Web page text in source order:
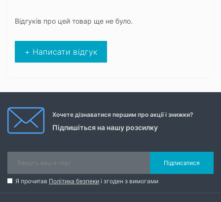
Відгуків про цей товар ще не було.
+ Написати відгук
Хочете дізнаватися першим про акції і знижки?
Підпишіться на нашу розсилку
Підписатися
Я прочитав Політика безпеки і згоден з вимогами